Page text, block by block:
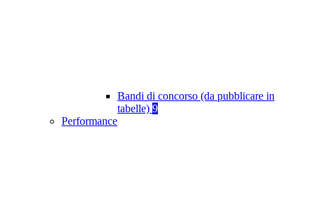
Bandi di concorso (da pubblicare in
tabelle) 9
Performance